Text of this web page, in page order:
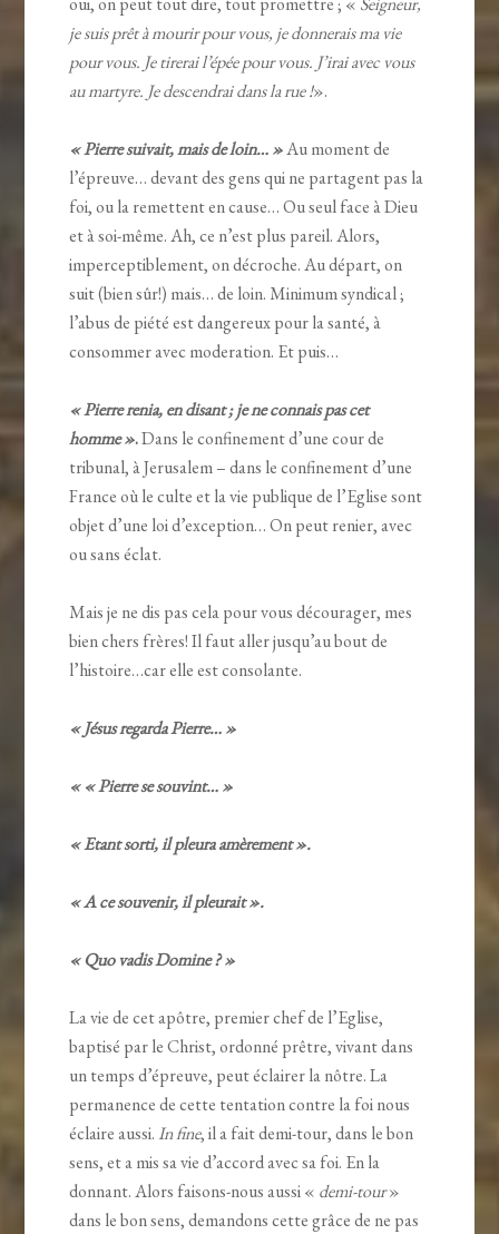
je suis prêt à mourir pour vous, je donnerais ma vie
pour vous. Je tirerai l’épée pour vous. J’irai avec vous
au martyre. Je descendrai dans la rue !».
« Pierre suivait, mais de loin… »Au moment de
l’épreuve… devant des gens qui ne partagent pas la
foi, ou la remettent en cause… Ou seul face à Dieu
et à soi-même. Ah, ce n’est plus pareil. Alors,
imperceptiblement, on décroche. Au départ, on
suit (bien sûr!) mais… de loin. Minimum syndical ;
l’abus de piété est dangereux pour la santé, à
consommer avec moderation. Et puis…
« Pierre renia, en disant ; je ne connais pas cet
homme ».Dans le confinement d’une cour de
tribunal, à Jerusalem – dans le confinement d’une
France où le culte et la vie publique de l’Eglise sont
objet d’une loi d’exception… On peut renier, avec
ou sans éclat.
Mais je ne dis pas cela pour vous décourager, mes
bien chers frères! Il faut aller jusqu’au bout de
l’histoire…car elle est consolante.
« Jésus regarda Pierre… »
« « Pierre se souvint… »
« Etant sorti, il pleura amèrement ».
« A ce souvenir, il pleurait ».
« Quo vadis Domine ? »
La vie de cet apôtre, premier chef de l’Eglise,
baptisé par le Christ, ordonné prêtre, vivant dans
un temps d’épreuve, peut éclairer la nôtre. La
permanence de cette tentation contre la foi nous
éclaire aussi.In fine, il a fait demi-tour, dans le bon
sens, et a mis sa vie d’accord avec sa foi. En la
donnant. Alors faisons-nous aussi « demi-tour»
dans le bon sens, demandons cette grâce de ne pas